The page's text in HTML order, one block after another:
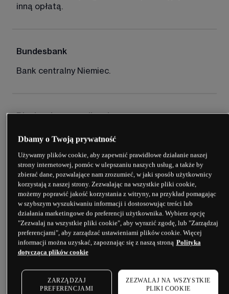
inną opłatą.
Bundesbank
Bank centralny Niemiec.
Błyskawiczna realizacja
Realizacja zlecenia po cenie widocznej na
ekranie.
C
CAC
Jest to indeks giełdowy ważony wartością
rynkową, w którego skład wchodzi 40 spółek
notowanych na paryskiej giełdzie.
Dbamy o Twoją prywatność
Używamy plików cookie, aby zapewnić prawidłowe działanie naszej
strony internetowej, pomóc w ulepszaniu naszych usług, a także by
zbierać dane, pozwalające nam zrozumieć, w jaki sposób użytkownicy
korzystają z naszej strony. Zezwalając na wszystkie pliki cookie,
możemy poprawić jakość korzystania z witryny, na przykład pomagając
w szybszym wyszukiwaniu informacji i dostosowując treści lub
działania marketingowe do preferencji użytkownika. Wybierz opcję
"Zezwalaj na wszystkie pliki cookie", aby wyrazić zgodę, lub "Zarządzaj
preferencjami", aby zarządzać ustawieniami plików cookie. Więcej
informacji można uzyskać, zapoznając się z naszą stroną Polityka
dotycząca plików cookie
ZARZĄDZAJ
PREFERENCJAMI
ZEZWALAJ NA WSZYSTKIE
PLIKI COOKIE